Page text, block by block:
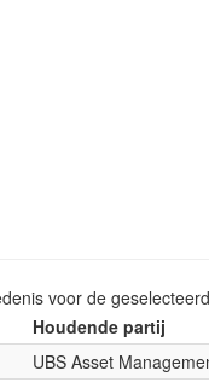
voor de
Houdende partij
UBS Asset